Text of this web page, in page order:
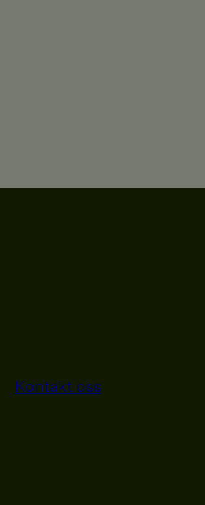
Kontakt oss